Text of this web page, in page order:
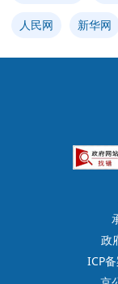
人民网 新华网
政
ICP